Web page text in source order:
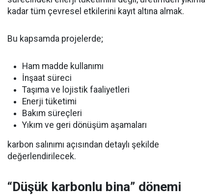
kadar tüm çevresel etkilerini kayıt altına almak.
Bu kapsamda projelerde;
Ham madde kullanımı
İnşaat süreci
Taşıma ve lojistik faaliyetleri
Enerji tüketimi
Bakım süreçleri
Yıkım ve geri dönüşüm aşamaları
karbon salınımı açısından detaylı şekilde
değerlendirilecek.
“Düşük karbonlu bina” dönemi